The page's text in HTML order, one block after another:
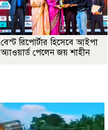
বেস্ট রিপোর্টার হিসেবে আইপা
অ্যাওয়ার্ড পেলেন জয় শাহীন